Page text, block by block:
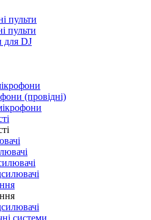
пульти
пульти
для DJ
(провідні)